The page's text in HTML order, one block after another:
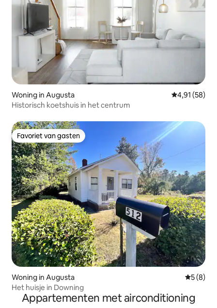
Woning in Augusta Gemiddelde
4,91 (58)
Historisch koetshuis in het centrum
Favoriet van gasten
Favoriet van gasten
Woning in Augusta
5 (8)
Het huisje in Downing
Appartementen met airconditioning